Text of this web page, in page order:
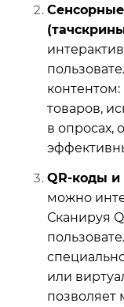
контентом:
товаров,
в опросах,
QR-коды и
можно
Сканируя
или
позволяет